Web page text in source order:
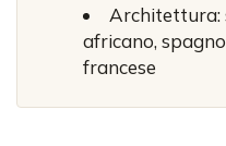
Architettura:
africano,
francese